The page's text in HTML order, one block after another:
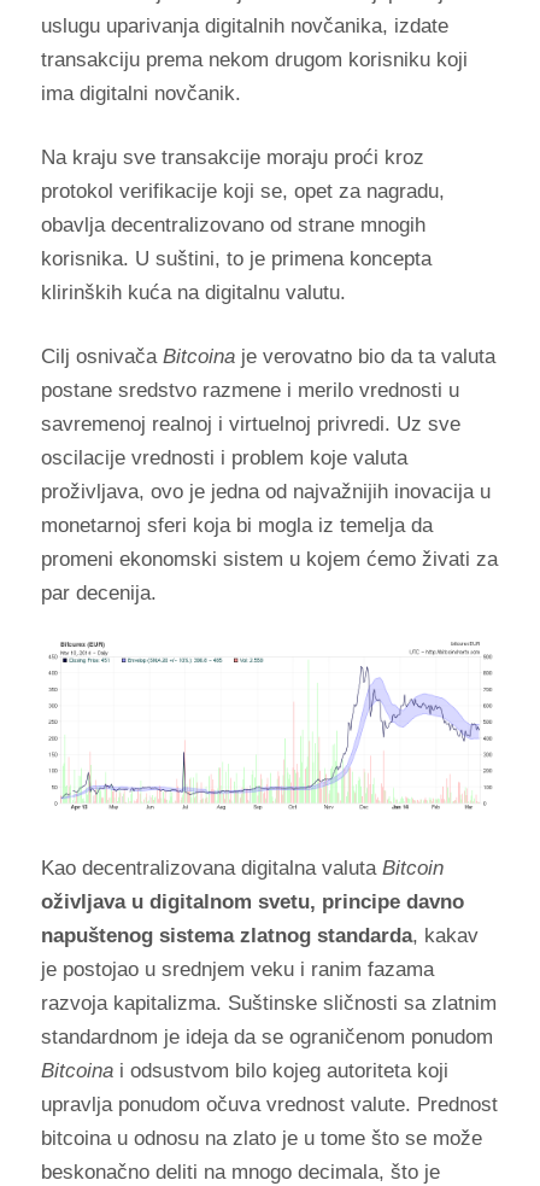
uslugu uparivanja digitalnih novčanika, izdate
transakciju prema nekom drugom korisniku koji
ima digitalni novčanik.
Na kraju sve transakcije moraju proći kroz
protokol verifikacije koji se, opet za nagradu,
obavlja decentralizovano od strane mnogih
korisnika. U suštini, to je primena koncepta
klirinških kuća na digitalnu valutu.
Cilj osnivača Bitcoinaje verovatno bio da ta valuta
postane sredstvo razmene i merilo vrednosti u
savremenoj realnoj i virtuelnoj privredi. Uz sve
oscilacije vrednosti i problem koje valuta
proživljava, ovo je jedna od najvažnijih inovacija u
monetarnoj sferi koja bi mogla iz temelja da
promeni ekonomski sistem u kojem ćemo živati za
par decenija.
Kao decentralizovana digitalna valuta Bitcoin
oživljava u digitalnom svetu, principe davno
napuštenog sistema zlatnog standarda, kakav
je postojao u srednjem veku i ranim fazama
razvoja kapitalizma. Suštinske sličnosti sa zlatnim
standardnom je ideja da se ograničenom ponudom
Bitcoinai odsustvom bilo kojeg autoritetakoji
upravlja ponudom očuva vrednost valute. Prednost
bitcoina u odnosu na zlato je u tome što se može
beskonačno deliti na mnogo decimala, što je